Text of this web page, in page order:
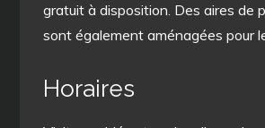
gratuit à disposition. Des aires de
sont également aménagées pour
Horaires